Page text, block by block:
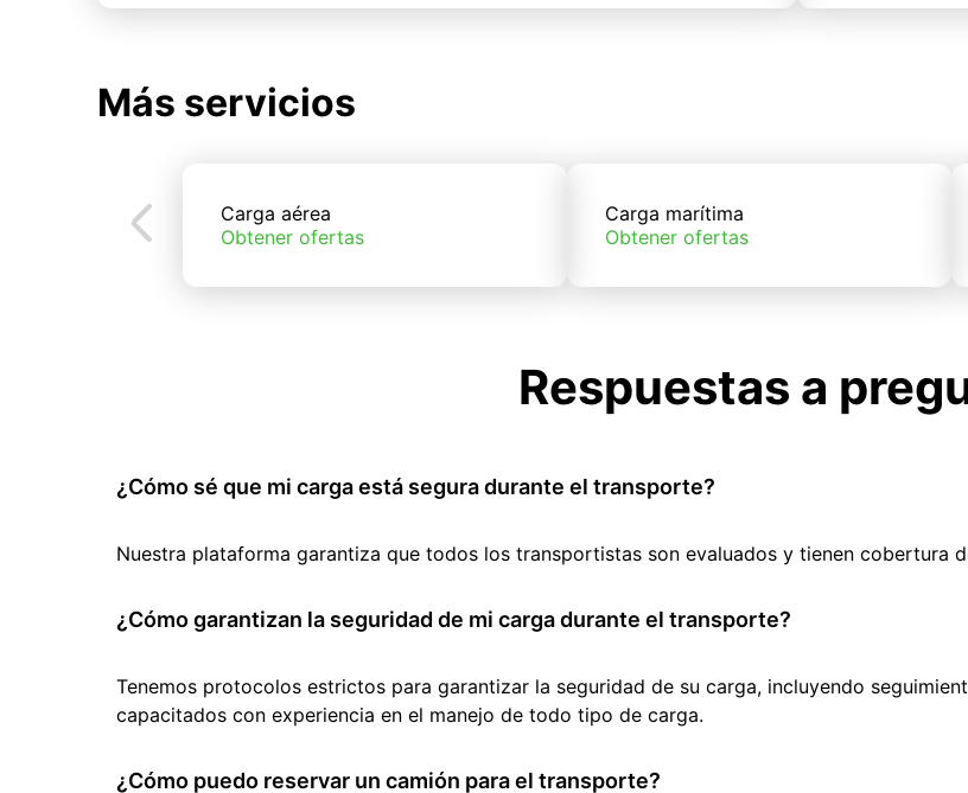
Más servicios
Carga aérea
Obtener ofertas
Carga marítima
Obtener ofertas
Respuestas a
¿Cómo sé que mi carga está segura durante el transporte?
Nuestra plataforma garantiza que todos los transportistas son evaluados y tienen cobertura
¿Cómo garantizan la seguridad de mi carga durante el transporte?
Tenemos protocolos estrictos para garantizar la seguridad de su carga, incluyendo
capacitados con experiencia en el manejo de todo tipo de carga.
¿Cómo puedo reservar un camión para el transporte?